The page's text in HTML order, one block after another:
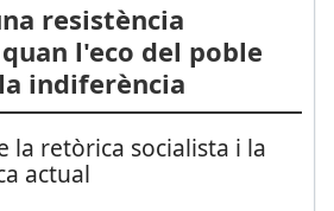
resistència
l'eco del poble
indiferència
la retòrica socialista i la
actual